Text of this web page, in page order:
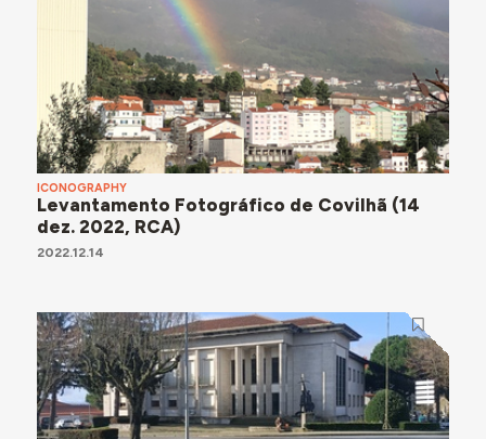
ICONOGRAPHY
Levantamento Fotográfico de Covilhã (14
dez. 2022, RCA)
2022.12.14